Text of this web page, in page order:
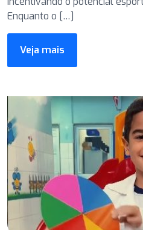
Enquanto o […]
Veja mais